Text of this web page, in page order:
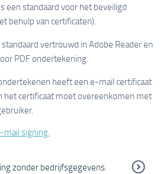
een standaard voor het beveiligd
behulp van certificaten).
vertrouwd in Adobe Reader en
PDF ondertekening.
heeft een e-mail certificaat
het certificaat moet overeenkomen met
mail signing.
zonder bedrijfsgegevens.